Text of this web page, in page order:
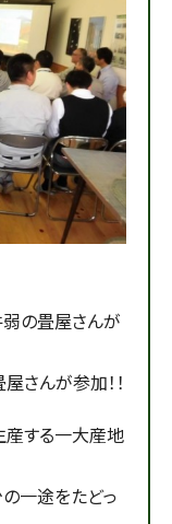
の畳屋さんが
さんが参加！！
産する一大産地
一途をたどっ